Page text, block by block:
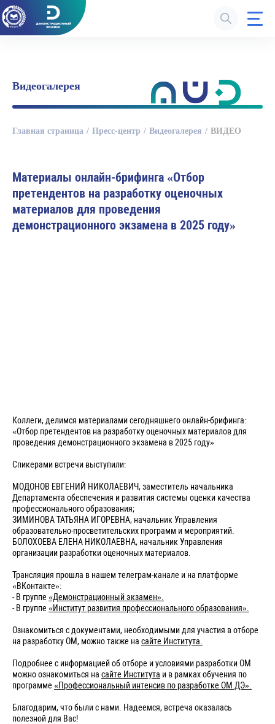
Видеогалерея
Главная страница Пресс-центр Видеогалерея ВИДЕО
Материалы онлайн-брифинга «Отбор
претендентов на разработку оценочных
материалов для проведения
демонстрационного экзамена в 2025 году»
Коллеги, делимся материалами сегодняшнего онлайн-брифинга:
«Отбор претендентов на разработку оценочных материалов для
проведения демонстрационного экзамена в 2025 году»
Спикерами встречи выступили:
МОДОНОВ ЕВГЕНИЙ НИКОЛАЕВИЧ, заместитель начальника
Департамента обеспечения и развития системы оценки качества
профессионального образования;
ЗИМИНОВА ТАТЬЯНА ИГОРЕВНА, начальник Управления
образовательно-просветительских программ и мероприятий.
БОЛОХОЕВА ЕЛЕНА НИКОЛАЕВНА, начальник Управления
организации разработки оценочных материалов.
Трансляция прошла в нашем телеграм-канале и на платформе
«ВКонтакте»:
- В группе «Демонстрационный экзамен».
- В группе «Институт развития профессионального образования».
Ознакомиться с документами, необходимыми для участия в отборе
на разработку ОМ, можно также на сайте Института.
Подробнее с информацией об отборе и условиями разработки ОМ
можно ознакомиться на сайте Института и в рамках обучения по
программе «Профессиональный интенсив по разработке ОМ ДЭ».
Благодарим, что были с нами. Надеемся, встреча оказалась
полезной для Вас!